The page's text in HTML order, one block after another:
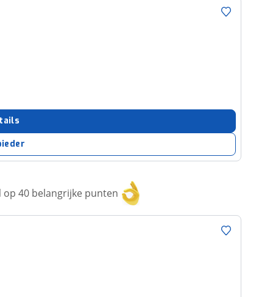
40 belangrijke punten